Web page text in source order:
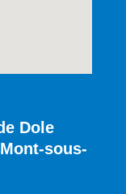
Dole
sous-